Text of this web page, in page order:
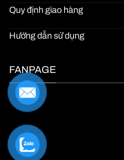
Quy định giao hàng
Hướng dẫn sử dụng
FANPAGE